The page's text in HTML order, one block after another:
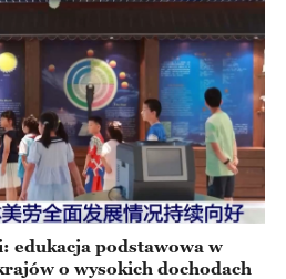
edukacja podstawowa w
o wysokich dochodach